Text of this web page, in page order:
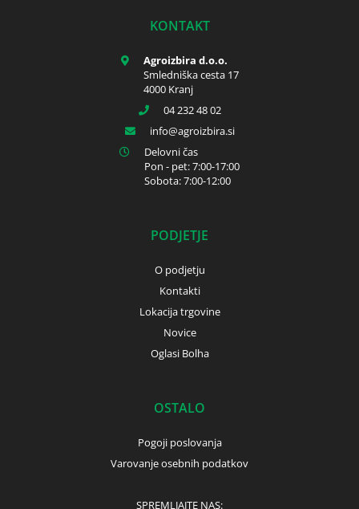
KONTAKT
Agroizbira d.o.o.
Smledniška cesta 17
4000 Kranj
04 232 48 02
info
agroizbira.si
Delovni čas
Pon - pet: 7:00-17:00
Sobota: 7:00-12:00
PODJETJE
O podjetju
Kontakti
Lokacija trgovine
Novice
Oglasi Bolha
OSTALO
Pogoji poslovanja
Varovanje osebnih podatkov
SPREMLJAJTE NAS: